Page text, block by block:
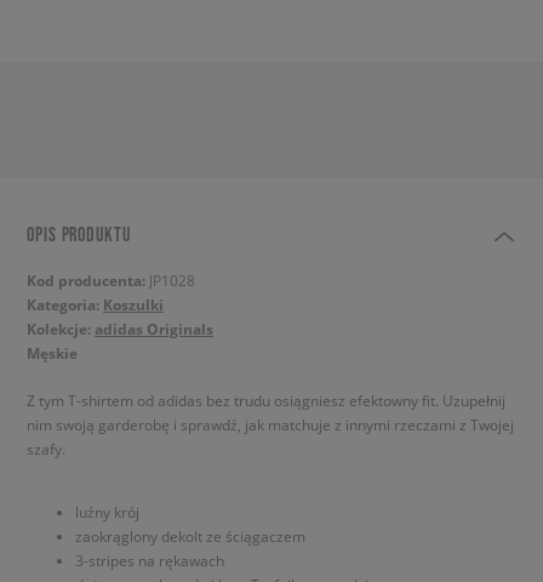
OPIS PRODUKTU
Kod producenta: JP1028
Kategoria: Koszulki
Kolekcje: adidas Originals
Męskie
Z tym T-shirtem od adidas bez trudu osiągniesz efektowny fit. Uzupełnij
nim swoją garderobę i sprawdź, jak matchuje z innymi rzeczami z Twojej
szafy.
luźny krój
zaokrąglony dekolt ze ściągaczem
3-stripes na rękawach